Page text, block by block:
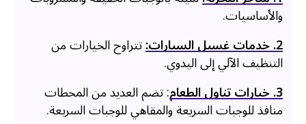
والأساسيات.
2. خدمات غسيل السيارات:
تتراوح الخيارات من
التنظيف الآلي إلى اليدوي.
3. خيارات تناول الطعام
: تضم العديد من المحطات
منافذ للوجبات السريعة والمقاهي للوجبات السريعة.